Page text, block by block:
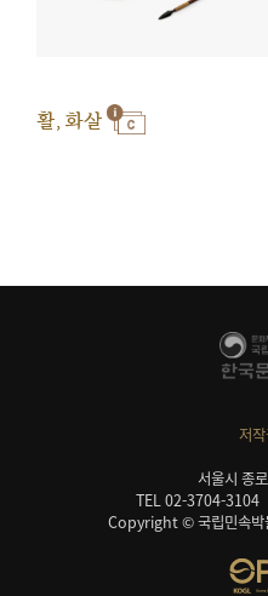
활, 화살
저
서울시 종
TEL 02-3704-3104
Copyright © 국립민속